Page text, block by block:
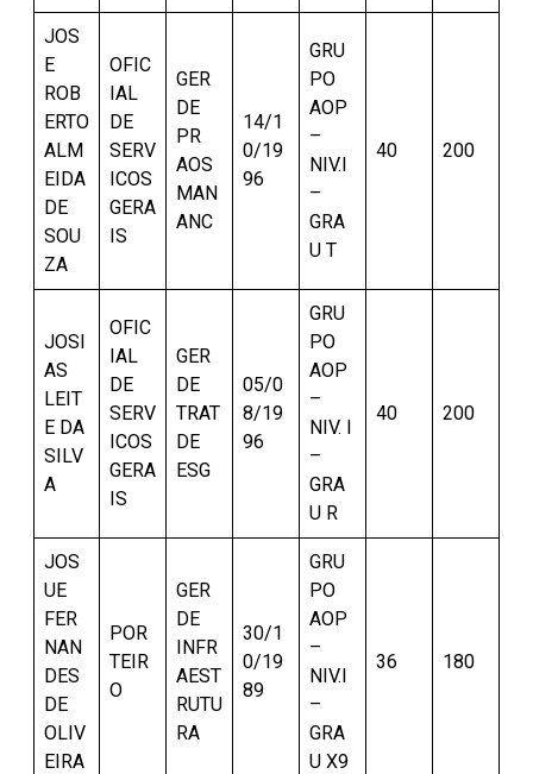
JOS
E
ROB
ERTO
ALM
EIDA
DE
SOU
ZA
OFIC
IAL
DE
SERV
ICOS
GERA
IS
GER
DE
PR
AOS
MAN
ANC
14/1
0/19
96
GRU
PO
AOP
–
NIV.I
–
GRA
U T
40 200
JOSI
AS
LEIT
E DA
SILV
A
OFIC
IAL
DE
SERV
ICOS
GERA
IS
GER
DE
TRAT
DE
ESG
05/0
8/19
96
GRU
PO
AOP
–
NIV. I
–
GRA
U R
40 200
JOS
UE
FER
NAN
DES
DE
OLIV
EIRA
POR
TEIR
O
GER
DE
INFR
AEST
RUTU
RA
30/1
0/19
89
GRU
PO
AOP
–
NIV.I
–
GRA
U X9
36 180